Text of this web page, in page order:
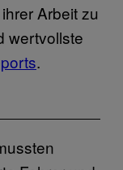
Arbeit zu
wertvollste
.